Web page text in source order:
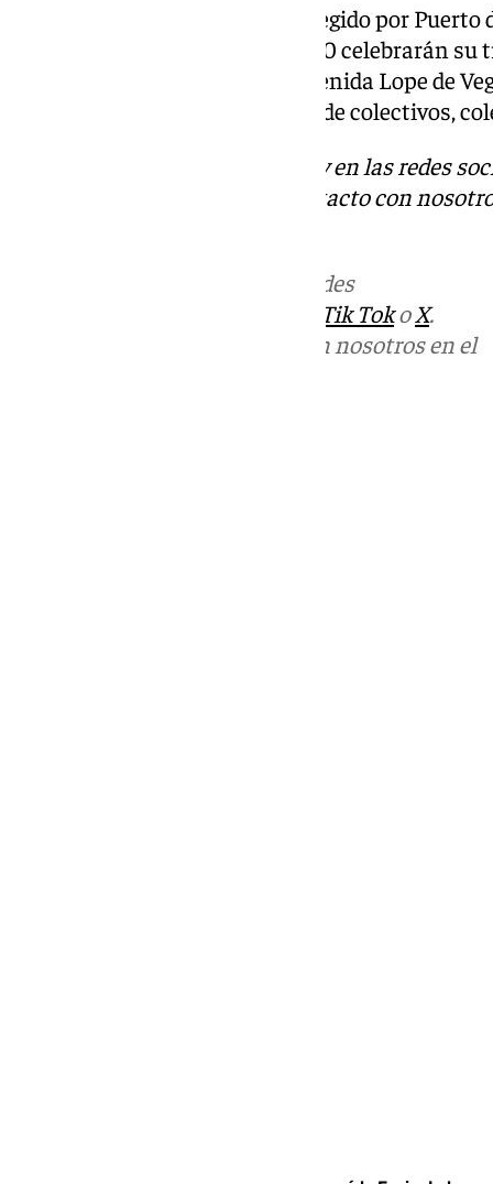
El viernes 3 de enero es el día elegido por
Reyes Magos, que desde las 17.00 celebrarán
calle Lope de Rueda hasta la avenida Lope de
Majestades irán acompañadas de colectivos,
Descubre más noticias de 101Tv en las redes
. Puedes ponerte en contacto con
en las redes
Tik TokoX.
Puedes ponerte en contacto con nosotros en el